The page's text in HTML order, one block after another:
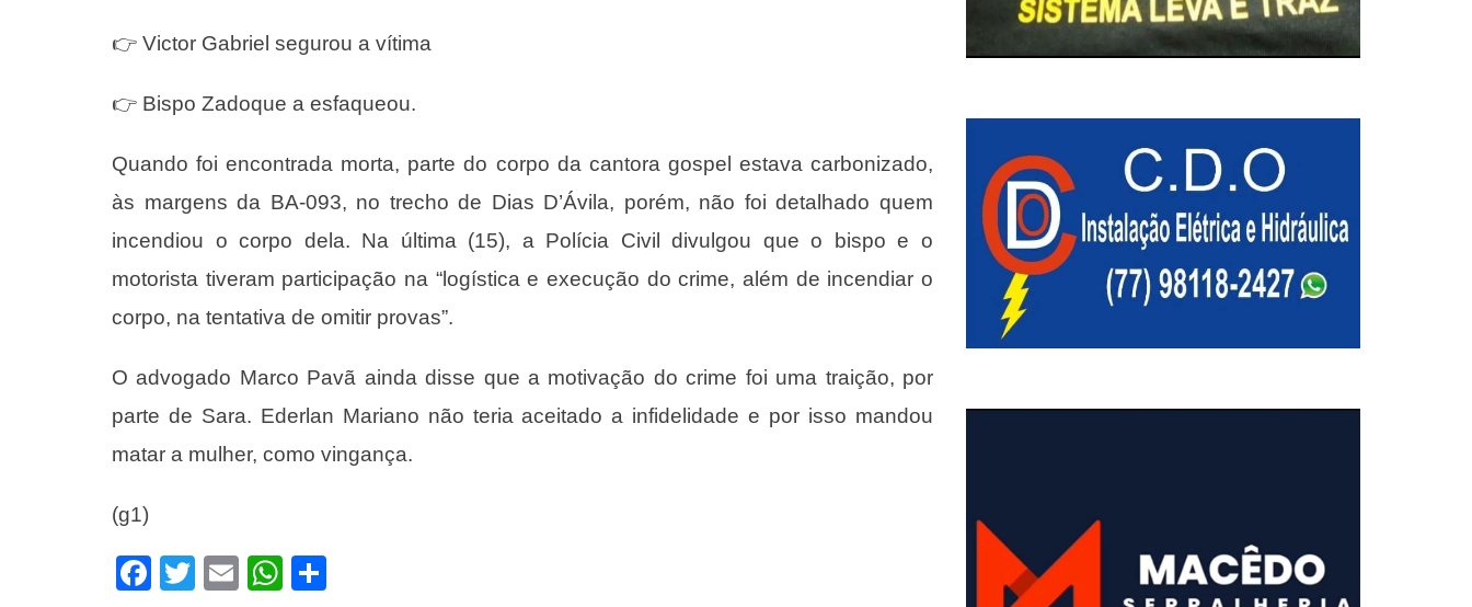
👉 Victor Gabriel segurou a vítima
👉 Bispo Zadoque a esfaqueou.
Quando foi encontrada morta, parte do corpo da cantora gospel estava carbonizado,
às margens da BA-093, no trecho de Dias D’Ávila, porém, não foi detalhado quem
incendiou o corpo dela. Na última (15), a Polícia Civil divulgou que o bispo e o
motorista tiveram participação na “logística e execução do crime, além de incendiar o
corpo, na tentativa de omitir provas”.
O advogado Marco Pavã ainda disse que a motivação do crime foi uma traição, por
parte de Sara. Ederlan Mariano não teria aceitado a infidelidade e por isso mandou
matar a mulher, como vingança.
(g1)
Facebook
Twitter
EmailWhatsApp